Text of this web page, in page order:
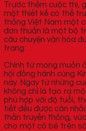
Trước thềm cuộc thi,
một thiết kế có thể
thống Việt Nam một
đơn thuần là một bộ
câu chuyện văn hóa
trang.
Chính từ mong muốn
hội đồng hành cùng
này. Ngay từ những
không chỉ là tạo ra
phù hợp với độ tuổi,
tiết đều được cân
thần truyền thống,
cho một cô bé trên